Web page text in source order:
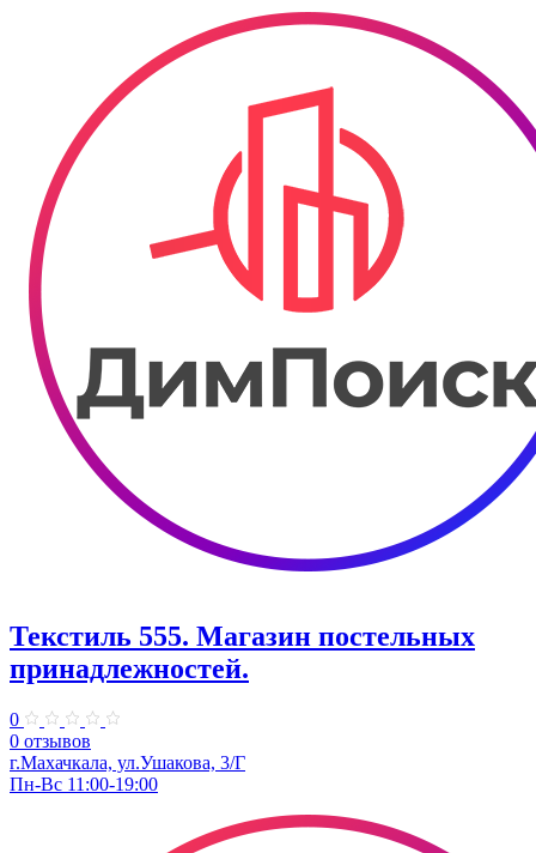
Текстиль 555. Магазин постельных
принадлежностей.
0
0 отзывов
г.Махачкала, ул.Ушакова, 3/Г
Пн-Вс 11:00-19:00